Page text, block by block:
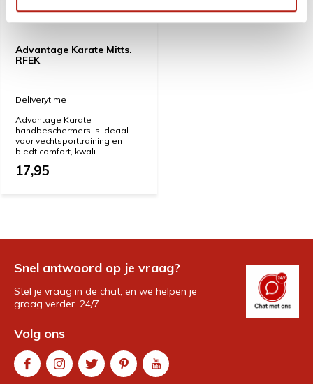
Advantage Karate Mitts.
RFEK
Deliverytime
Advantage Karate
handbeschermers is ideaal
voor vechtsporttraining en
biedt comfort, kwali...
17,95
Snel antwoord op je vraag?
Stel je vraag in de chat, en we helpen je
graag verder. 24/7
Volg ons